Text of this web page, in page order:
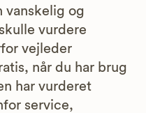
vanskelig og
vurdere
vejleder
når du har brug
har vurderet
service,